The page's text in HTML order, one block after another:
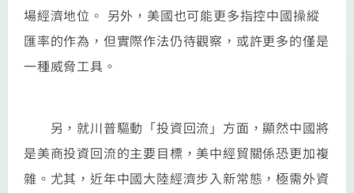
場經濟地位。 另外，美國也可能更多指控中國操縱
匯率的作為，但實際作法仍待觀察，或許更多的僅是
一種威脅工具。
另，就川普驅動「投資回流」方面，顯然中國將
是美商投資回流的主要目標，美中經貿關係恐更加複
雜。尤其，近年中國大陸經濟步入新常態，極需外資